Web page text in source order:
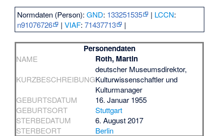
Normdaten (Person):GND: 133251535 | LCCN:
n91076726
|VIAF:71437713 |
Personendaten
NAME Roth, Martin
KURZBESCHREIBUNG
deutscher Museumsdirektor,
Kulturwissenschaftler und
Kulturmanager
GEBURTSDATUM
16. Januar 1955
GEBURTSORT
Stuttgart
STERBEDATUM
6. August 2017
STERBEORT
Berlin